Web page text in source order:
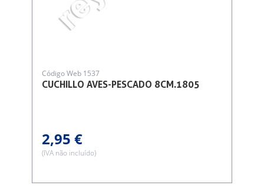
CUCHILLO AVES-PESCADO 8CM.1805
Código Web 1537
2,95 €
(IVA não incluído)